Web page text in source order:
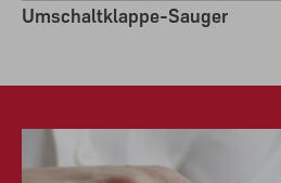
Umschaltklappe-Sauger